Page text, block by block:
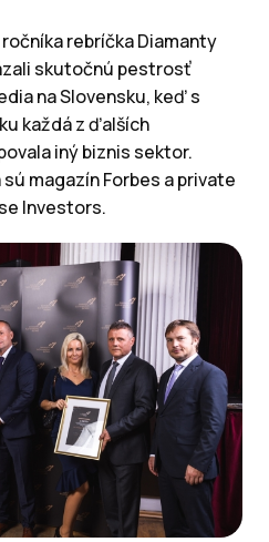
rebríčka Diamanty
skutočnú pestrosť
na Slovensku, keď s
každá z ďalších
iný biznis sektor.
magazín Forbes a private
Investors.